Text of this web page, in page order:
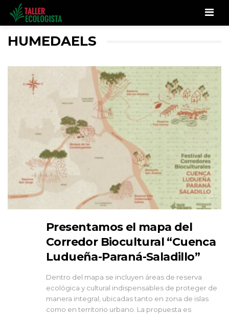
HUMEDAELS
Presentamos el mapa del
Corredor Biocultural “Cuenca
Ludueña-Paraná-Saladillo”
Dentro del mapa se incluyen áreas de reserva
ecológica y cultural indispensables de proteger de
manera integral, ubicadas tanto en zona de islas
como en territorio urbano. La propuesta es